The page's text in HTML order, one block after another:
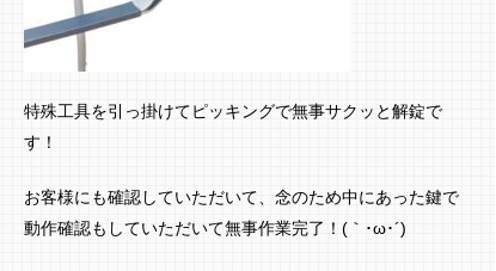
特殊工具を引っ掛けてピッキングで無事サクッと解錠で
す！
お客様にも確認していただいて、念のため中にあった鍵で
動作確認もしていただいて無事作業完了！(｀･ω･´)ゞ